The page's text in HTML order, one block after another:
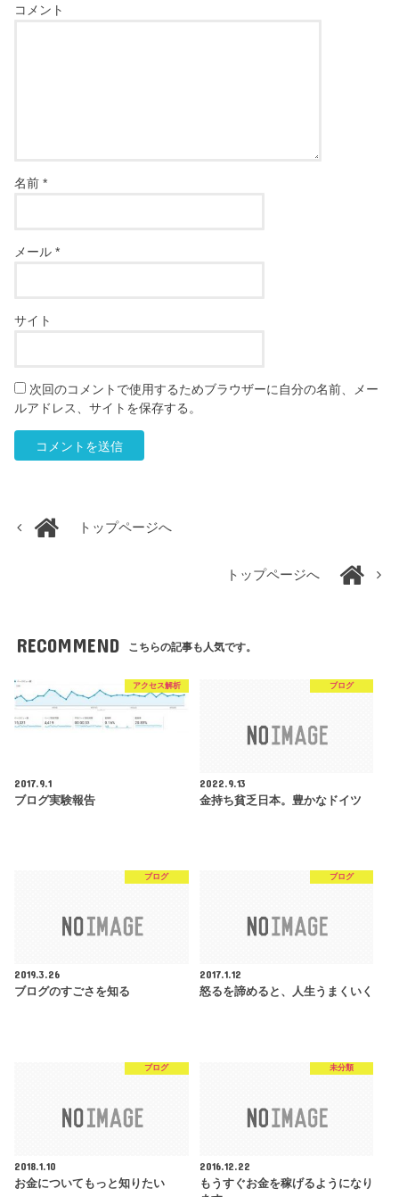
コメント
名前*
メール*
サイト
次回のコメントで使用するためブラウザーに自分の名前、メー
ルアドレス、サイトを保存する。
トップページへ
トップページへ
RECOMMEND こちらの記事も人気です。
アクセス解析
2017.9.1
ブログ実験報告
ブログ
2022.9.13
金持ち貧乏日本。豊かなドイツ
ブログ
2019.3.26
ブログのすごさを知る
ブログ
2017.1.12
怒るを諦めると、人生うまくいく
ブログ
2018.1.10
お金についてもっと知りたい
未分類
2016.12.22
もうすぐお金を稼げるようになり